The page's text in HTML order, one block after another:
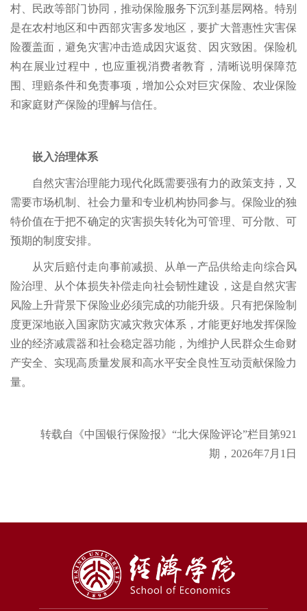
村、民政等部门协同，推动保险服务下沉到基层网格。特别
是在农村地区和中西部灾害多发地区，要扩大普惠性灾害保
险覆盖面，避免灾害冲击造成因灾返贫、因灾致困。保险机
构在展业过程中，也应重视消费者教育，清晰说明保障范
围、理赔条件和免责事项，增加公众对巨灾保险、农业保险
和家庭财产保险的理解与信任。
嵌入治理体系
自然灾害治理能力现代化既需要强有力的政策支持，又
需要市场机制、社会力量和专业机构协同参与。保险业的独
特价值在于把不确定的灾害损失转化为可管理、可分散、可
预期的制度安排。
从灾后赔付走向事前减损、从单一产品供给走向综合风
险治理、从个体损失补偿走向社会韧性建设，这是自然灾害
风险上升背景下保险业必须完成的功能升级。只有把保险制
度更深地嵌入国家防灾减灾救灾体系，才能更好地发挥保险
业的经济减震器和社会稳定器功能，为维护人民群众生命财
产安全、实现高质量发展和高水平安全良性互动贡献保险力
量。
转载自《中国银行保险报》“北大保险评论”栏目第921
期，2026年7月1日